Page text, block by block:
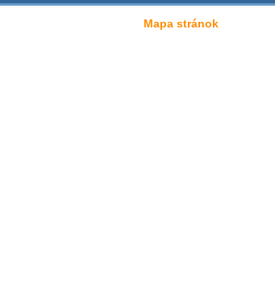
Mapa stránok